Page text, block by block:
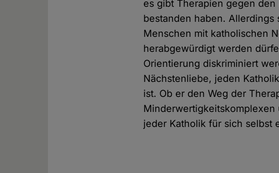
es gibt Therapien gegen
bestanden haben. Allerdings
Menschen mit katholischen
herabgewürdigt werden
Orientierung diskriminiert
Nächstenliebe, jeden
ist. Ob er den Weg der
jeder Katholik für sich selbst